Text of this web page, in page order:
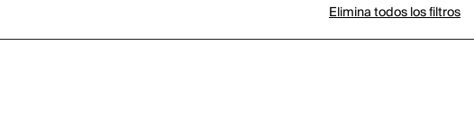
Elimina todos los filtros